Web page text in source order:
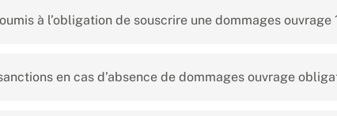
à l’obligation de souscrire une dommages ouvrage
en cas d’absence de dommages ouvrage